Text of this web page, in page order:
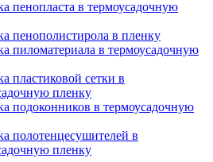
пенопласта в термоусадочную
пенополистирола в пленку
пиломатериала в термоусадочную
пластиковой сетки в
пленку
подоконников в термоусадочную
полотенцесушителей в
пленку